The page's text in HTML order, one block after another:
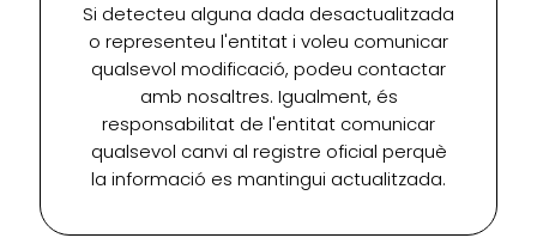
Si detecteu alguna dada desactualitzada
o representeu l'entitat i voleu comunicar
qualsevol modificació, podeu contactar
amb nosaltres. Igualment, és
responsabilitat de l'entitat comunicar
qualsevol canvi al registre oficial perquè
la informació es mantingui actualitzada.